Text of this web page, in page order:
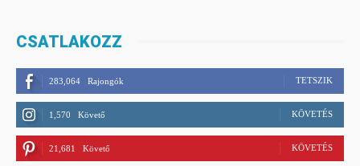
CSATLAKOZZ
283,064 Rajongók TETSZIK
1,570 Követő KÖVETÉS
21,681 Követő KÖVETÉS